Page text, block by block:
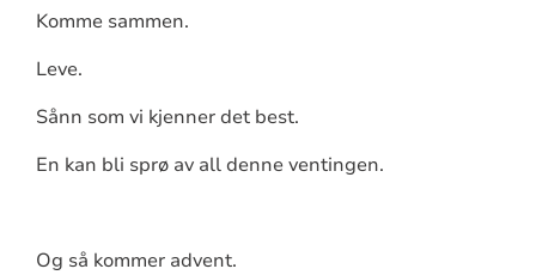
Komme sammen.
Leve.
Sånn som vi kjenner det best.
En kan bli sprø av all denne ventingen.
Og så kommer advent.